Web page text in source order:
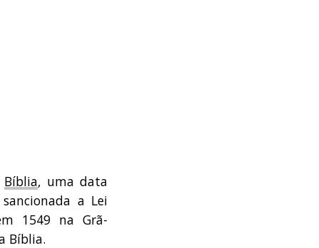
Bíblia, uma data
a Lei
1549 na Grã-
Bíblia.